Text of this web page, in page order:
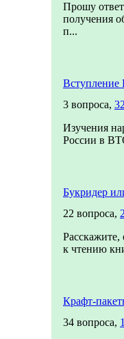
Прошу
получения
п...
3 вопроса,
Изучения
России в
Букридер
22 вопроса,
Расскажите,
к чтению
Крафт-
34 вопроса,